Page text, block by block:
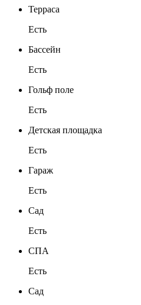
Терраса
Есть
Бассейн
Есть
Гольф поле
Есть
Детская площадка
Есть
Гараж
Есть
Сад
Есть
СПА
Есть
Сад